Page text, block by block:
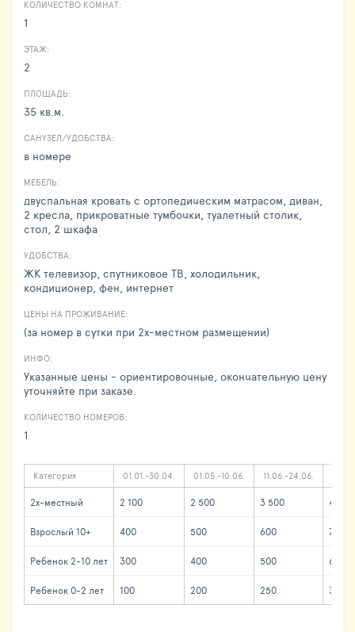
КОЛИЧЕСТВО КОМНАТ:
1
ЭТАЖ:
2
ПЛОЩАДЬ:
35 кв.м.
САНУЗЕЛ/УДОБСТВА:
в номере
МЕБЕЛЬ:
двуспальная кровать с ортопедическим матрасом, диван,
2 кресла, прикроватные тумбочки, туалетный столик,
стол, 2 шкафа
УДОБСТВА:
ЖК телевизор, спутниковое ТВ, холодильник,
кондиционер, фен, интернет
ЦЕНЫ НА ПРОЖИВАНИЕ:
(за номер в сутки при 2х-местном размещении)
ИНФО:
Указанные цены - ориентировочные, окончательную цену
уточняйте при заказе.
КОЛИЧЕСТВО НОМЕРОВ:
1
Категория 01.01.-30.04. 01.05.-10.06. 11.06.-24.06.
2х-местный 2 100 2 500 3 500 4 100
Взрослый 10+ 400 500 600 700
Ребенок 2-10 лет 300 400 500 600
Ребенок 0-2 лет 100 200 250 300